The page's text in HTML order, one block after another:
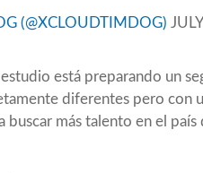
(@XCLOUDTIMDOG)
está preparando un
diferentes pero con
buscar más talento en el país